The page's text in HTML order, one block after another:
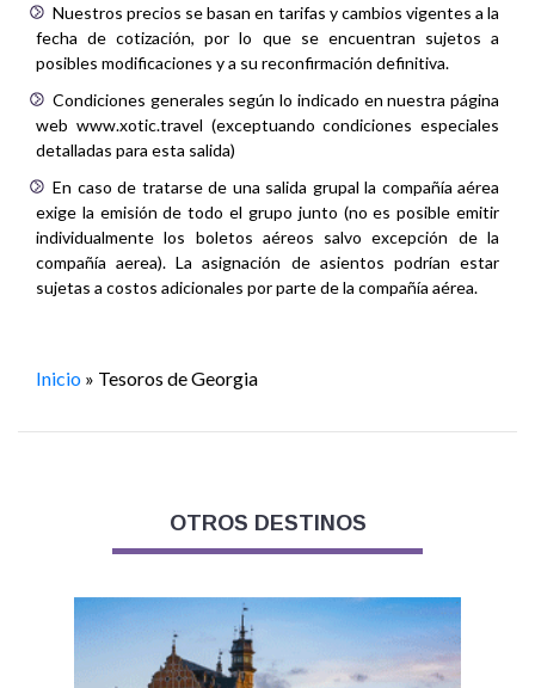
Nuestros precios se basan en tarifas y cambios vigentes a la
fecha de cotización, por lo que se encuentran sujetos a
posibles modificaciones y a su reconfirmación definitiva.
Condiciones generales según lo indicado en nuestra página
web www.xotic.travel (exceptuando condiciones especiales
detalladas para esta salida)
En caso de tratarse de una salida grupal la compañía aérea
exige la emisión de todo el grupo junto (no es posible emitir
individualmente los boletos aéreos salvo excepción de la
compañía aerea). La asignación de asientos podrían estar
sujetas a costos adicionales por parte de la compañía aérea.
Inicio » Tesoros de Georgia
OTROS DESTINOS